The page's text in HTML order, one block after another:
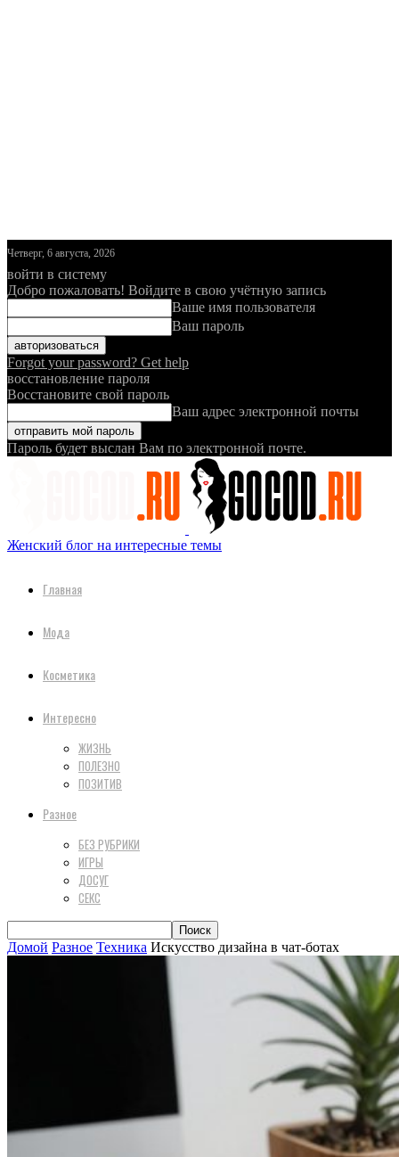
Четверг, 6 августа, 2026
войти в систему
Добро пожаловать! Войдите в свою учётную запись
Ваше имя пользователя
Ваш пароль
Forgot your password? Get help
восстановление пароля
Восстановите свой пароль
Ваш адрес электронной почты
Пароль будет выслан Вам по электронной почте.
Женский блог на интересные темы
Главная
Мода
Косметика
Интересно
ЖИЗНЬ
ПОЛЕЗНО
ПОЗИТИВ
Разное
БЕЗ РУБРИКИ
ИГРЫ
ДОСУГ
СЕКС
Домой Разное Техника Искусство дизайна в чат-ботах